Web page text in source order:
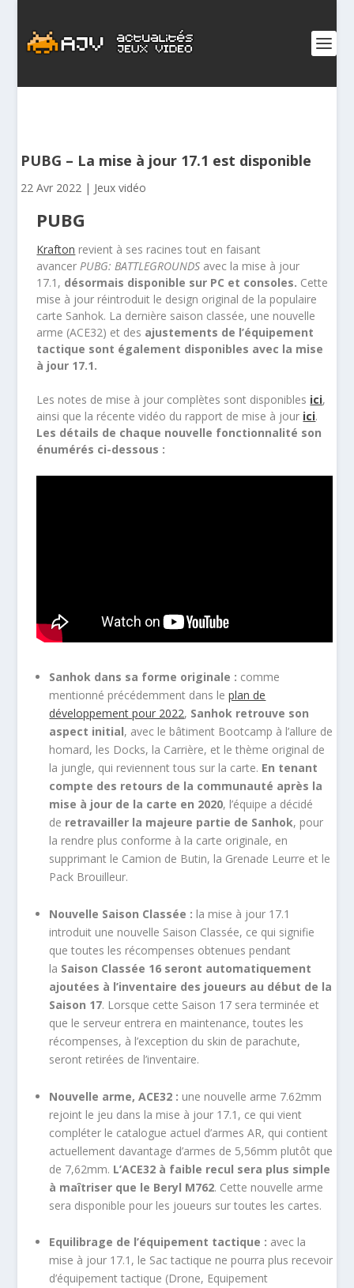
PUBG – La mise à jour 17.1 est disponible
22 Avr 2022 | Jeux vidéo
PUBG
Krafton revient à ses racines tout en faisant
avancerPUBG: BATTLEGROUNDS avec la mise à jour
17.1, désormais disponible sur PC et consoles. Cette
mise à jour réintroduit le design original de la populaire
carte Sanhok. La dernière saison classée, une nouvelle
arme (ACE32) et des ajustements de l’équipement
tactique sont également disponibles avec la mise
à jour 17.1.
Les notes de mise à jour complètes sont disponibles ici,
ainsi que la récente vidéo du rapport de mise à jour ici.
Les détails de chaque nouvelle fonctionnalité son
énumérés ci-dessous :
Sanhok dans sa forme originale : comme
mentionné précédemment dans leplan de
développement pour 2022, Sanhok retrouve son
aspect initial, avec le bâtiment Bootcamp à l’allure de
homard, les Docks, la Carrière, et le thème original de
la jungle, qui reviennent tous sur la carte. En tenant
compte des retours de la communauté après la
mise à jour de la carte en 2020, l’équipe a décidé
de retravailler la majeure partie de Sanhok, pour
la rendre plus conforme à la carte originale, en
supprimant le Camion de Butin, la Grenade Leurre et le
Pack Brouilleur.
Nouvelle Saison Classée : la mise à jour 17.1
introduit une nouvelle Saison Classée, ce qui signifie
que toutes les récompenses obtenues pendant
la Saison Classée 16 seront automatiquement
ajoutées à l’inventaire des joueurs au début de la
Saison 17. Lorsque cette Saison 17 sera terminée et
que le serveur entrera en maintenance, toutes les
récompenses, à l’exception du skin de parachute,
seront retirées de l’inventaire.
Nouvelle arme, ACE32 : une nouvelle arme 7.62mm
rejoint le jeu dans la mise à jour 17.1, ce qui vient
compléter le catalogue actuel d’armes AR, qui contient
actuellement davantage d’armes de 5,56mm plutôt que
de 7,62mm. L’ACE32 à faible recul sera plus simple
à maîtriser que le Beryl M762. Cette nouvelle arme
sera disponible pour les joueurs sur toutes les cartes.
Equilibrage de l’équipement tactique : avec la
mise à jour 17.1, le Sac tactique ne pourra plus recevoir
d’équipement tactique (Drone, Equipement